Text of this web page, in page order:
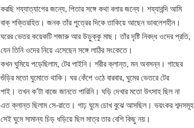
করছি শয্যাত্যাগের জন্যে, পিতার সঙ্গে কথা বলার জন্যে। শয্যাবন্দি আমি
বাক্‌ শক্তিরহিত। জনক তাঁর পুত্রের দিকে তাকিয়ে আছেন ভাবলেশহীন।
ঘরের ভেতর কয়েকটি শজারু আর উড়ুক্কু মাছ। তাঁর দৃষ্টি নিবদ্ধ ওদের প্রতি,
যেন তিনি ওদের নিয়ে এসেছেন সঙ্গে লাঠির সংকেতে।
কখন ঘুমিয়ে পড়েছিলাম, টের পাইনি। শরীর ক্লান্ত, মন অবসন্ন। গাছের
গুঁড়ির মতো ঘুমোতে থাকি। ঘর কেঁপে ওঠে বারবার, ঘুমের ভেতরে টের
পাই। তখন ক’টা বাজে জানতে পারিনি। ঘড়ি দেখার মতো উৎসাহ ছিল না
এত ক্লান্ত ছিলাম সে-রাতে। গাঢ় ঘুমে চোখ বুঝে আসছিল। ভয়ংকর শব্দসমূহ
সেই ঘুমে সামান্য চিড় ধড়িয়ে ছিল মাত্র তার বেশি কিছু নয়।